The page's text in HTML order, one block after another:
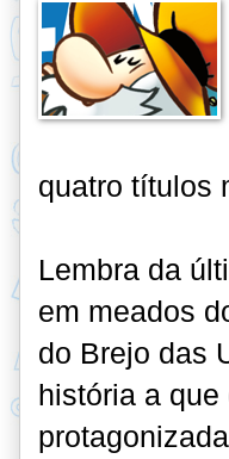
quatro títulos
Lembra da
em meados
do Brejo das
história a